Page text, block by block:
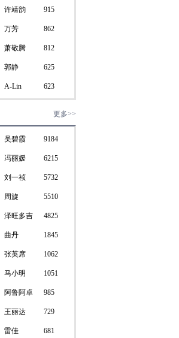
许靖韵 915
万芳 862
萧敬腾 812
郭静 625
A-Lin 623
更多>>
吴碧霞 9184
冯丽媛 6215
刘一祯 5732
周旋 5510
泽旺多吉 4825
曲丹 1845
张英席 1062
马小明 1051
阿鲁阿卓 985
王丽达 729
雷佳 681